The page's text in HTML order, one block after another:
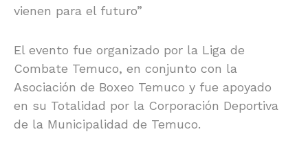
vienen para el futuro”
El evento fue organizado por la Liga de
Combate Temuco, en conjunto con la
Asociación de Boxeo Temuco y fue apoyado
en su Totalidad por la Corporación Deportiva
de la Municipalidad de Temuco.